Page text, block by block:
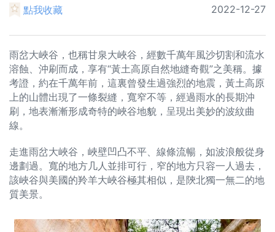
點我收藏
2022-12-27
雨岔大峽谷，也稱甘泉大峽谷，經數千萬年風沙切割和流水
溶蝕、沖刷而成，享有“黃土高原自然地縫奇觀”之美稱。據
考證，約在千萬年前，這裏曾發生過強烈的地震，黃土高原
上的山體出現了一條裂縫，寬窄不等，經過雨水的長期沖
刷，地表漸漸形成奇特的峽谷地貌，呈現出美妙的波紋曲
線。
走進雨岔大峽谷，峽壁凹凸不平、線條流暢，如波浪般從身
邊劃過。寬的地方几人並排可行，窄的地方只容一人過去，
該峽谷與美國的羚羊大峽谷極其相似，是陝北獨一無二的地
質美景。